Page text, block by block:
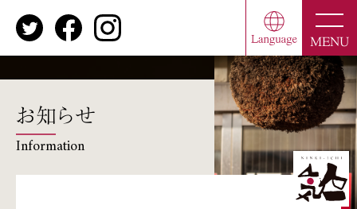
MENU
お知らせ
Information